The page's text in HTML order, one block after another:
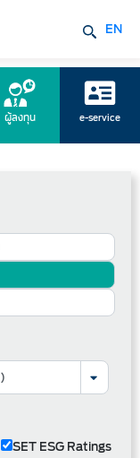
EN
ผู้ลงทุน e-service
SET ESG Ratings